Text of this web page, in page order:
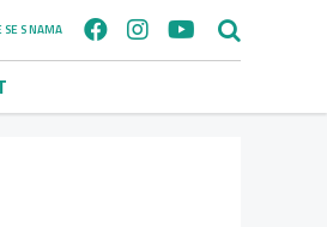
SE S NAMA